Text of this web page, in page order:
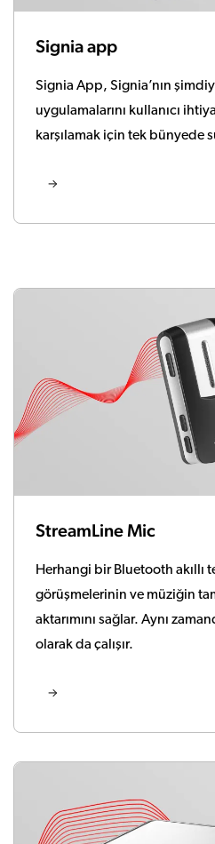
Signia app
Signia App, Signia’nın
uygulamalarını kullanıcı
karşılamak için tek bünyede
StreamLine Mic
Herhangi bir Bluetooth akıllı
görüşmelerinin ve müziğin
aktarımını sağlar. Aynı
olarak da çalışır.